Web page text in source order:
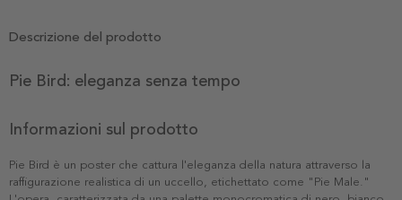
Descrizione del prodotto
Pie Bird: eleganza senza tempo
Informazioni sul prodotto
Pie Bird è un poster che cattura l'eleganza della natura attraverso la
raffigurazione realistica di un uccello, etichettato come "Pie Male."